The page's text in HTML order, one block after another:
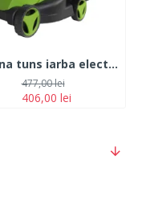
Masina tuns iarba electrica Procraft NM1600, 1000W, 3450RPM, latime taiere 320mm, cos 25L
406,00 lei
477,00 lei